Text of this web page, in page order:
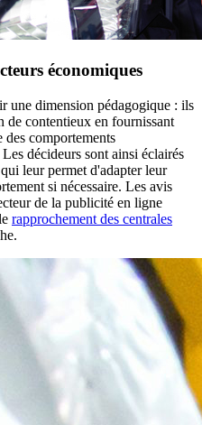
économiques
une dimension pédagogique : ils
de contentieux en fournissant
des comportements
décideurs sont ainsi éclairés
leur permet d'adapter leur
si nécessaire. Les avis
de la publicité en ligne
rapprochement des centrales